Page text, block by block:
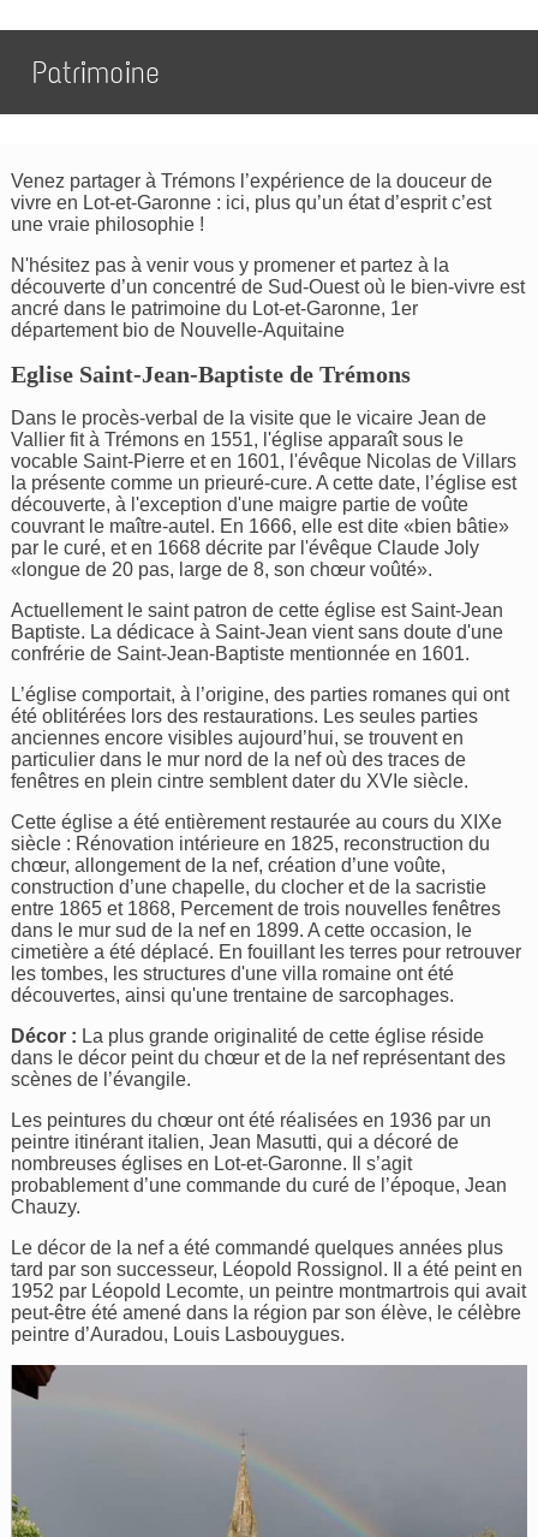
Patrimoine
Venez partager à Trémons l’expérience de la douceur de
vivre en Lot-et-Garonne : ici, plus qu’un état d’esprit c’est
une vraie philosophie !
N'hésitez pas à venir vous y promener et partez à la
découverte d’un concentré de Sud-Ouest où le bien-vivre est
ancré dans le patrimoine du Lot-et-Garonne, 1er
département bio de Nouvelle-Aquitaine
Eglise Saint-Jean-Baptiste de Trémons
Dans le procès-verbal de la visite que le vicaire Jean de
Vallier fit à Trémons en 1551, l'église apparaît sous le
vocable Saint-Pierre et en 1601, l'évêque Nicolas de Villars
la présente comme un prieuré-cure. A cette date, l’église est
découverte, à l'exception d'une maigre partie de voûte
couvrant le maître-autel. En 1666, elle est dite «bien bâtie»
par le curé, et en 1668 décrite par l'évêque Claude Joly
«longue de 20 pas, large de 8, son chœur voûté».
Actuellement le saint patron de cette église est Saint-Jean
Baptiste. La dédicace à Saint-Jean vient sans doute d'une
confrérie de Saint-Jean-Baptiste mentionnée en 1601.
L’église comportait, à l’origine, des parties romanes qui ont
été oblitérées lors des restaurations. Les seules parties
anciennes encore visibles aujourd’hui, se trouvent en
particulier dans le mur nord de la nef où des traces de
fenêtres en plein cintre semblent dater du XVIe siècle.
Cette église a été entièrement restaurée au cours du XIXe
siècle : Rénovation intérieure en 1825, reconstruction du
chœur, allongement de la nef, création d’une voûte,
construction d’une chapelle, du clocher et de la sacristie
entre 1865 et 1868, Percement de trois nouvelles fenêtres
dans le mur sud de la nef en 1899. A cette occasion, le
cimetière a été déplacé. En fouillant les terres pour retrouver
les tombes, les structures d'une villa romaine ont été
découvertes, ainsi qu'une trentaine de sarcophages.
Décor : La plus grande originalité de cette église réside
dans le décor peint du chœur et de la nef représentant des
scènes de l’évangile.
Les peintures du chœur ont été réalisées en 1936 par un
peintre itinérant italien, Jean Masutti, qui a décoré de
nombreuses églises en Lot-et-Garonne. Il s’agit
probablement d’une commande du curé de l’époque, Jean
Chauzy.
Le décor de la nef a été commandé quelques années plus
tard par son successeur, Léopold Rossignol. Il a été peint en
1952 par Léopold Lecomte, un peintre montmartrois qui avait
peut-être été amené dans la région par son élève, le célèbre
peintre d’Auradou, Louis Lasbouygues.